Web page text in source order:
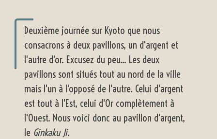
Deuxième journée sur Kyoto que nous
consacrons à deux pavillons, un d'argent et
l'autre d'or. Excusez du peu... Les deux
pavillons sont situés tout au nord de la ville
mais l'un à l'opposé de l'autre. Celui d'argent
est tout à l'Est, celui d'Or complètement à
l'Ouest. Nous voici donc au pavillon d'argent,
le Ginkaku Ji.